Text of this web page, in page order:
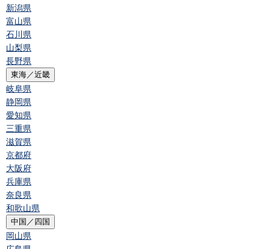
新潟県
富山県
石川県
山梨県
長野県
東海／近畿
岐阜県
静岡県
愛知県
三重県
滋賀県
京都府
大阪府
兵庫県
奈良県
和歌山県
中国／四国
岡山県